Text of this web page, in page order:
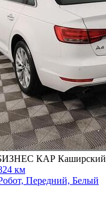
КАР Каширский
км
Передний, Белый